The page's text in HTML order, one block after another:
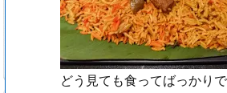
どう見ても食ってばっかり